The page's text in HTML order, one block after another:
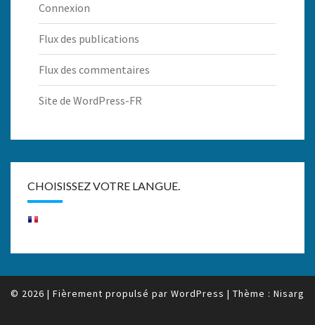
Connexion
Flux des publications
Flux des commentaires
Site de WordPress-FR
CHOISISSEZ VOTRE LANGUE.
© 2026 | Fièrement propulsé par WordPress | Thème : Nisarg